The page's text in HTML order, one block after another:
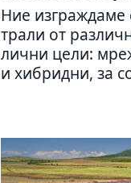
Ние
трали от
лични цели:
и хибридни, за